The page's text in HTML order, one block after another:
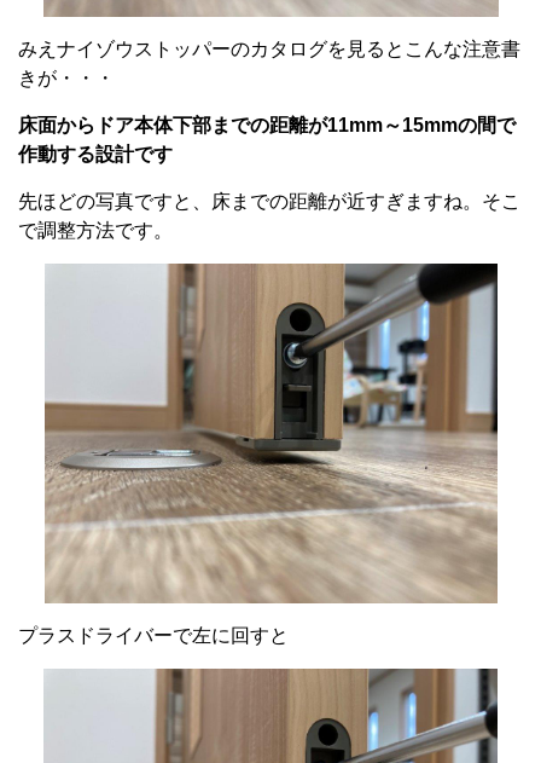
みえナイゾウストッパーのカタログを見るとこんな注意書
きが・・・
床面からドア本体下部までの距離が11mm～15mmの間で
作動する設計です
先ほどの写真ですと、床までの距離が近すぎますね。そこ
で調整方法です。
プラスドライバーで左に回すと